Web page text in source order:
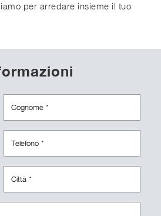
per arredare insieme il tuo